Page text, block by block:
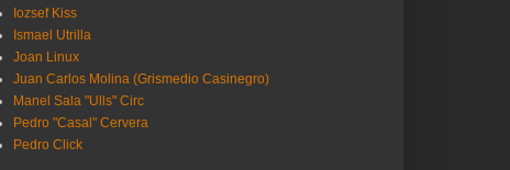
Iozsef Kiss
Ismael Utrilla
Joan Linux
Juan Carlos Molina (Grismedio Casinegro)
Manel Sala "Ulls" Circ
Pedro "Casal" Cervera
Pedro Click